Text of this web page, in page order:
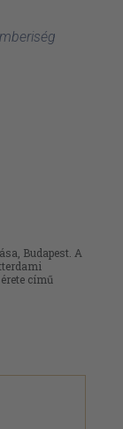
Budapest. A
című